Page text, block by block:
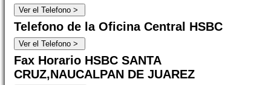
Telefono de la Oficina Central HSBC
Fax Horario HSBC SANTA
CRUZ,NAUCALPAN DE JUAREZ